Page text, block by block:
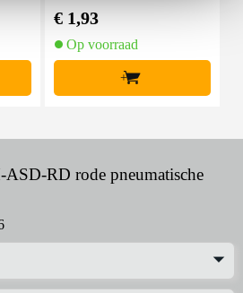
€ 1,93
Op voorraad
+
ASD-RD rode pneumatische